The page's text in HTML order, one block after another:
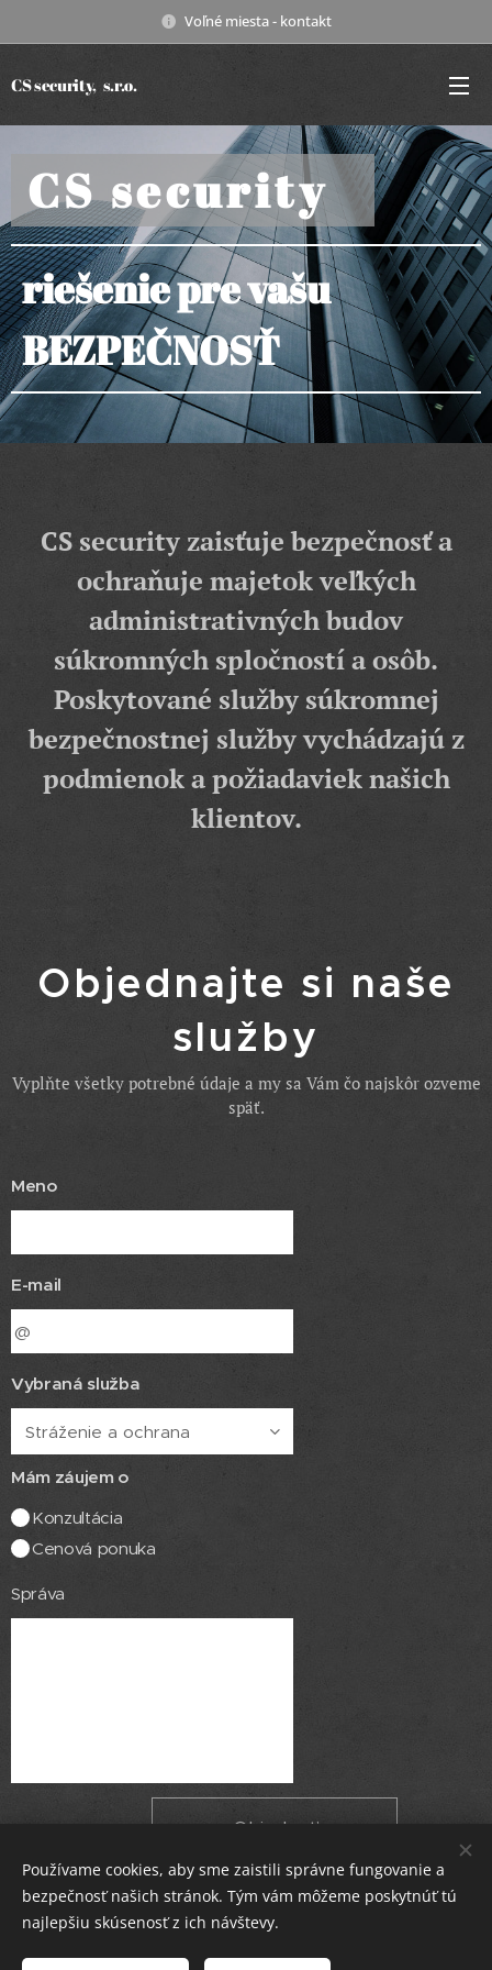
Voľné miesta - kontakt
CS security, s.r.o.
CS security
riešeniepre vašu
BEZPEČNOSŤ
CS security zaisťuje bezpečnosť a
ochraňuje majetok veľkých
administrativných budov
súkromných spločností a osôb.
Poskytované služby súkromnej
bezpečnostnej služby vychádzajú z
podmienok a požiadaviek našich
klientov.
Objednajte si naše
služby
Vyplňte všetky potrebné údaje a my sa Vám čo najskôr ozveme
späť.
Meno
E-mail
Vybraná služba
Mám záujem o
Konzultácia
Cenová ponuka
Správa
Objednať
© 2002 CS security, s.r.o., Na piesku 6A, Bratislava 821 05
Používame cookies, aby sme zaistili správne fungovanie a
bezpečnosť našich stránok. Tým vám môžeme poskytnúť tú
najlepšiu skúsenosť z ich návštevy.